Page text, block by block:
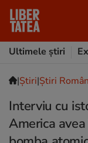
Ultimele știri
|Ştiri|Știri
Interviu cu
America